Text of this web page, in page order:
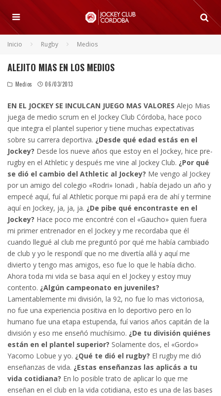
Inicio Rugby Medios
ALEJITO MIAS EN LOS MEDIOS
Medios 06/03/2013
EN EL JOCKEY SE INCULCAN JUEGO MAS VALORES Alejo Mias
juega de medio scrum en el Jockey Club Córdoba, hace poco
que integra el plantel superior y tiene muchas expectativas
sobre su carrera deportiva. ¿Desde qué edad estás en el
Jockey? Desde los nueve años que estoy en el Jockey, hice pre-
rugby en el Athletic y después me vine al Jockey Club. ¿Por qué
se dió el cambio del Athletic al Jockey? Me vengo al Jockey
por un amigo del colegio «Rodri» Ionadi , había dejado un año y
empecé aquí, fuí al Athletic porque mi papá era de ahí y termine
aquí en Jockey, ja, ja, ja. ¿De pibe qué encontraste en el
Jockey? Hace poco me encontré con el «Gaucho» quien fuera
mi primer entrenador en el Jockey y me recordaba que él
cuando llegué al club me preguntó por qué me había cambiado
de club y yo le respondí que no me divertía allá y aquí me
divierto y tengo mas amigos, eso fue lo que le había dicho.
Ahora toda mi vida se basa aquí en el Jockey y estoy muy
contento. ¿Algún campeonato en juveniles?
Lamentablemente mi división, la 92, no fue lo mas victoriosa,
no fue una experiencia positiva en lo deportivo pero en lo
humano fue una etapa estupenda, fuí varios años capitán de la
división y eso me enseñó muchísimo. ¿De tu división quiénes
están en el plantel superior? Solamente dos, el «Gordo»
Yacomo Lobue y yo. ¿Qué te dió el rugby? El rugby me dió
enseñanzas de vida. ¿Estas enseñanzas las aplicás a tu
vida cotidiana? En lo posible trato de aplicar lo que me
enseñan en el club en la vida cotidiana, esto es una de las bases